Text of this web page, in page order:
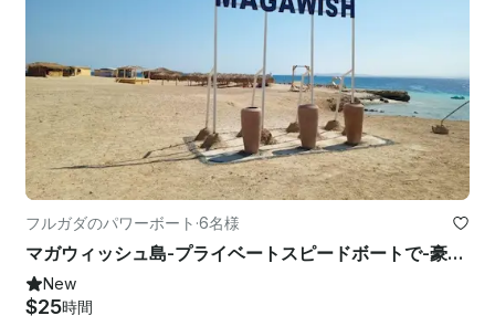
フルガダのパワーボート ·6名様
マガウィッシュ島-プライベートスピードボートで-豪華な半日アドベンチャー旅行
New
$25時間